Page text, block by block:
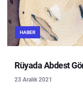
HABER
Rüyada Abdest
23 Aralık 2021